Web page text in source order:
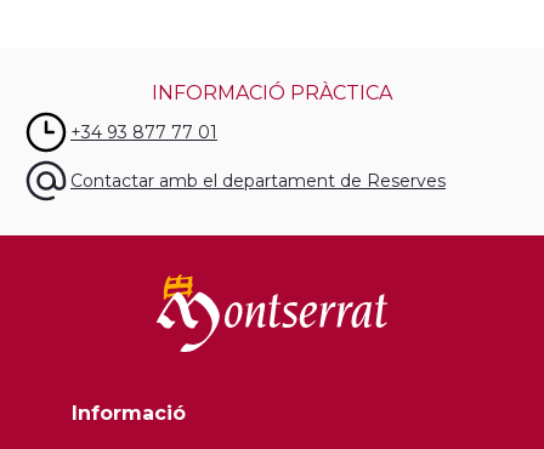
INFORMACIÓ PRÀCTICA
+34 93 877 77 01
Contactar amb el departament de Reserves
Informació